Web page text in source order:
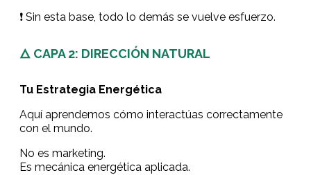
❗️ Sin esta base, todo lo demás se vuelve esfuerzo.
🜂 CAPA 2: DIRECCIÓN NATURAL
Tu Estrategia Energética
Aquí aprendemos cómo interactúas correctamente
con el mundo.
No es marketing.
Es mecánica energética aplicada.